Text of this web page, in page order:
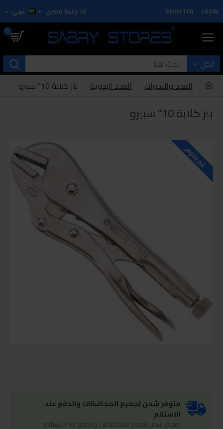
LOGIN
REGISTER
LE جنية مصري عربي
0
الكل
العدد والادوات
العدد اليدوية بنز كلابة 10" سبيرو
بنز كلابة 10" سبيرو
غير متوفر
متوفر شحن لجميع المحافظات والدفع عند
الاستلام
متوفر شحن لجميع المحافظات والدفع عند الاستلام